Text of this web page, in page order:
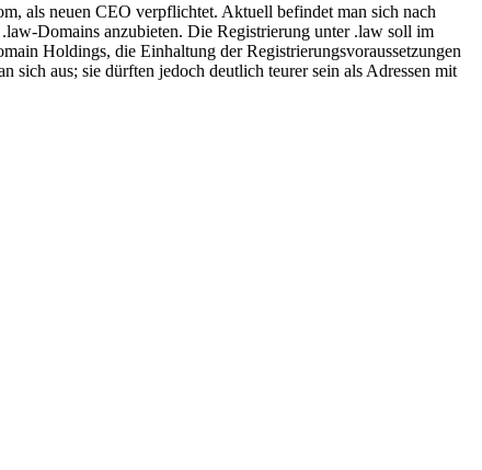
als neuen CEO verpflichtet. Aktuell befindet man sich nach
Domains anzubieten. Die Registrierung unter .law soll im
Holdings, die Einhaltung der Registrierungsvoraussetzungen
aus; sie dürften jedoch deutlich teurer sein als Adressen mit